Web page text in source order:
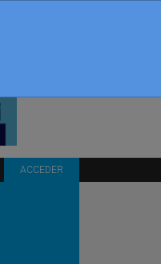
ACCEDER